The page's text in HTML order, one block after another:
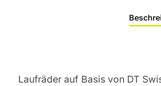
Laufräder auf Basis von DT